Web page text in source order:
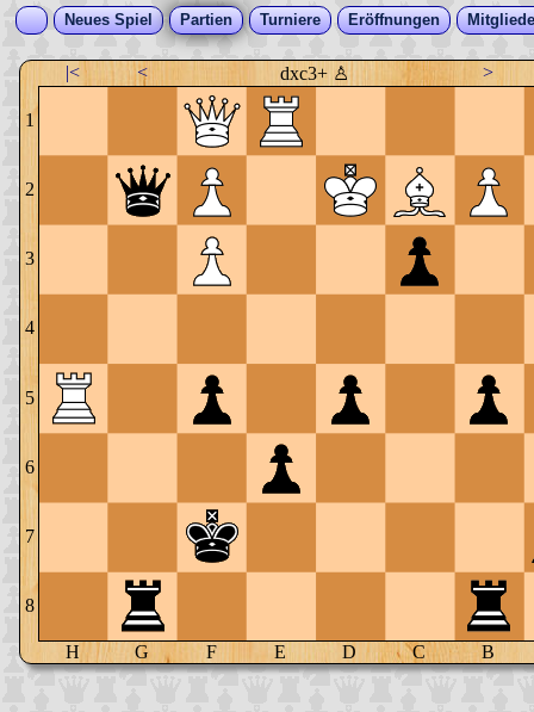
Neues Spiel Partien Turniere Eröffnungen
|< < dxc3+ ♙ >
1
2
3
4
5
6
7
8
H G F E D C B